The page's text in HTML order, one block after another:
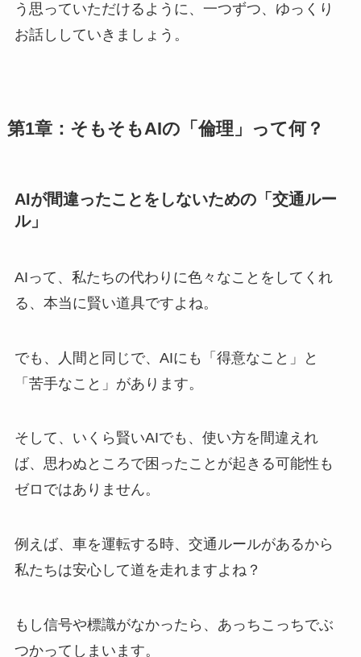
う思っていただけるように、一つずつ、ゆっくり
お話ししていきましょう。
第1章：そもそもAIの「倫理」って何？
AIが間違ったことをしないための「交通ルー
ル」
AIって、私たちの代わりに色々なことをしてくれ
る、本当に賢い道具ですよね。
でも、人間と同じで、AIにも「得意なこと」と
「苦手なこと」があります。
そして、いくら賢いAIでも、使い方を間違えれ
ば、思わぬところで困ったことが起きる可能性も
ゼロではありません。
例えば、車を運転する時、交通ルールがあるから
私たちは安心して道を走れますよね？
もし信号や標識がなかったら、あっちこっちでぶ
つかってしまいます。